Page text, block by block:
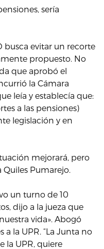
sería
busca evitar un recorte
propuesto. No
que aprobó el
la Cámara
leía y establecía que:
a las pensiones)
legislación y en
mejorará, pero
Quiles Pumarejo.
un turno de 10
dijo a la jueza que
vida». Abogó
la UPR. “La Junta no
la UPR, quiere